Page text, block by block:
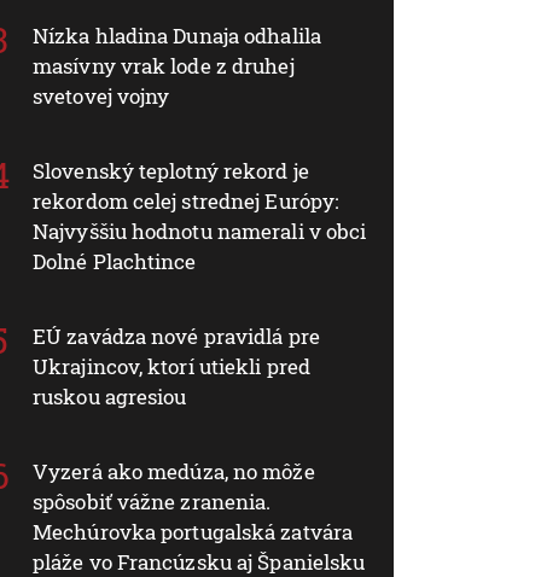
Nízka hladina Dunaja odhalila
masívny vrak lode z druhej
svetovej vojny
Slovenský teplotný rekord je
rekordom celej strednej Európy:
Najvyššiu hodnotu namerali v obci
Dolné Plachtince
EÚ zavádza nové pravidlá pre
Ukrajincov, ktorí utiekli pred
ruskou agresiou
Vyzerá ako medúza, no môže
spôsobiť vážne zranenia.
Mechúrovka portugalská zatvára
pláže vo Francúzsku aj Španielsku